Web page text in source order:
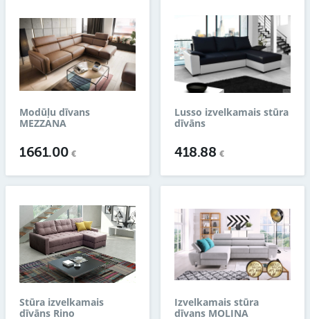
Modūļu dīvans
MEZZANA
1661.00 €
Lusso izvelkamais stūra
dīvāns
418.88€
Stūra izvelkamais
dīvāns Rino
Izvelkamais stūra
dīvans MOLINA